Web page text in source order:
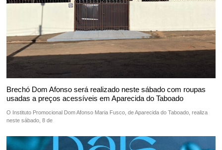
Brechó Dom Afonso será realizado neste sábado com roupas
usadas a preços acessíveis em Aparecida do Taboado
O Instituto Promocional Dom Afonso Maria Fusco, de Aparecida do Taboado, realiza
neste sábado, 8 de